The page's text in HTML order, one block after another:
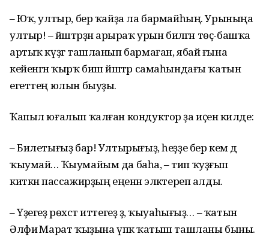
– Юҡ, ултыр, бер ҡайҙа ла бар­майһың. Урыныңа
ултыр! – йәштәрҙән арыраҡ урын биләгән төҫ-башҡа
артыҡ күҙгә ташланып бармаған, ябай ғына
кейенгән ҡырҡ биш йәштәр сама­һындағы ҡатын
егеттең юлын быуҙы.
Ҡапыл юғалып ҡалған кондуктор ҙа иҫенә килде:
– Билетығыҙ бар! Ултырығыҙ, һеҙҙе бер кем дә
ҡыумай… Ҡыумайым да баһа, – тип ҡуҙғып
киткән пассажирҙың еңенән эләктереп алды.
– Үҙегеҙ рөхсәт иттегеҙ ҙә, ҡыуаһығыҙ… – ҡатын
Әлфиә Марат ҡыҙына үпкә ҡатыш ташланы быны.